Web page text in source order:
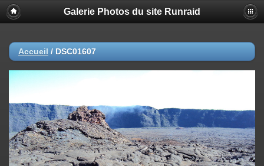
Galerie Photos du site Runraid
Accueil / DSC01607